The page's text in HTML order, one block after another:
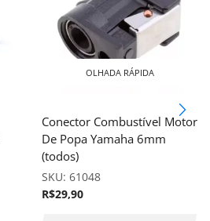
OLHADA RÁPIDA
Conector Combustível Motor
De Popa Yamaha 6mm
(todos)
SKU: 61048
R$29,90